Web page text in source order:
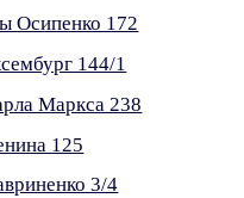
Осипенко 172
144/1
Маркса 238
125
3/4